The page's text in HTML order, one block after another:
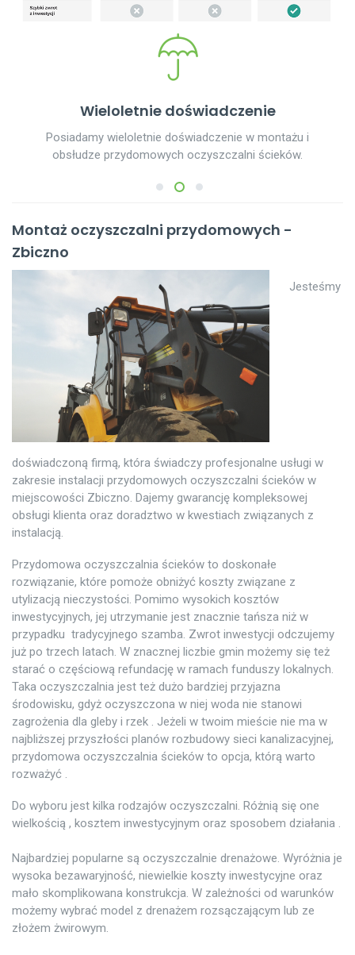
Wieloletnie doświadczenie
Posiadamy wieloletnie doświadczenie w montażu i
obsłudze przydomowych oczyszczalni ścieków.
1 2 3
Montaż oczyszczalni przydomowych -
Zbiczno
Jesteśmy
doświadczoną firmą, która świadczy profesjonalne usługi w
zakresie instalacji przydomowych oczyszczalni ścieków w
miejscowości Zbiczno. Dajemy gwarancję kompleksowej
obsługi klienta oraz doradztwo w kwestiach związanych z
instalacją.
Przydomowa oczyszczalnia ścieków to doskonałe
rozwiązanie, które pomoże obniżyć koszty związane z
utylizacją nieczystości. Pomimo wysokich kosztów
inwestycyjnych, jej utrzymanie jest znacznie tańsza niż w
przypadku tradycyjnego szamba. Zwrot inwestycji odczujemy
już po trzech latach. W znacznej liczbie gmin możemy się też
starać o częściową refundację w ramach funduszy lokalnych.
Taka oczyszczalnia jest też dużo bardziej przyjazna
środowisku, gdyż oczyszczona w niej woda nie stanowi
zagrożenia dla gleby i rzek . Jeżeli w twoim mieście nie ma w
najbliższej przyszłości planów rozbudowy sieci kanalizacyjnej,
przydomowa oczyszczalnia ścieków to opcja, którą warto
rozważyć .
Do wyboru jest kilka rodzajów oczyszczalni. Różnią się one
wielkością , kosztem inwestycyjnym oraz sposobem działania .
Najbardziej popularne są oczyszczalnie drenażowe. Wyróżnia je
wysoka bezawaryjność, niewielkie koszty inwestycyjne oraz
mało skomplikowana konstrukcja. W zależności od warunków
możemy wybrać model z drenażem rozsączającym lub ze
złożem żwirowym.